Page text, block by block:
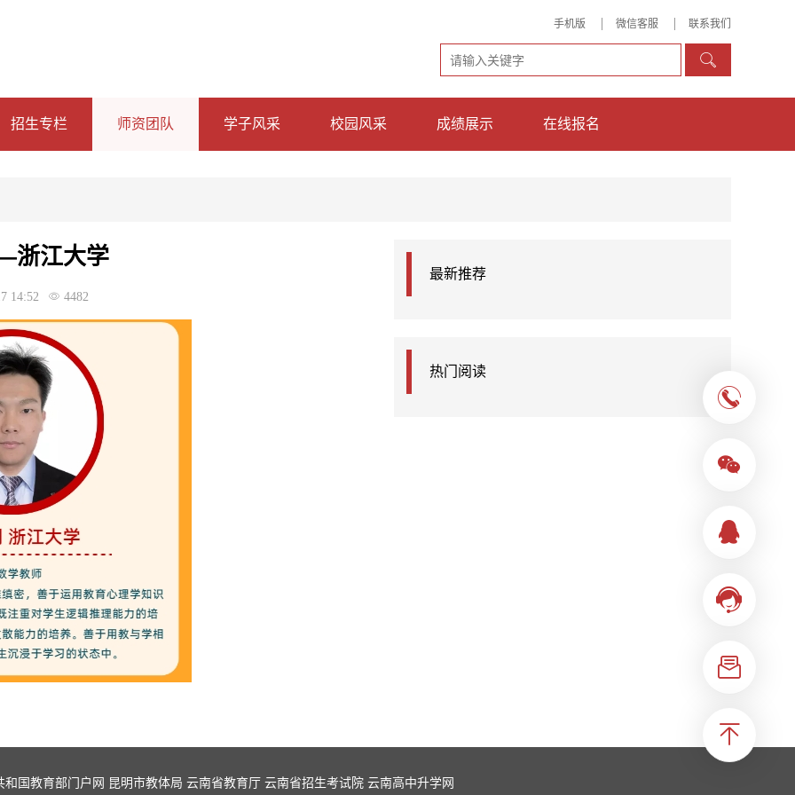
手机版 微信客服 联系我们

招生专栏 师资团队 学子风采 校园风采 成绩展示 在线报名
浙江大学
14:52 4482
最新推荐
热门阅读
和国教育部门户网 昆明市教体局 云南省教育厅 云南省招生考试院 云南高中升学网